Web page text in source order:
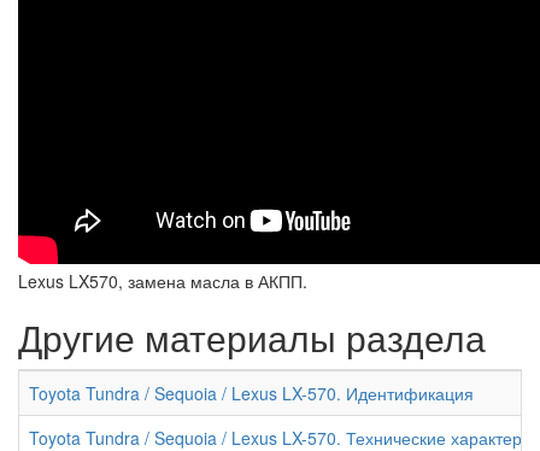
Lexus LX570, замена масла в АКПП.
Другие материалы раздела
Toyota Tundra / Sequoia / Lexus LX-570. Идентификация
Toyota Tundra / Sequoia / Lexus LX-570. Технические